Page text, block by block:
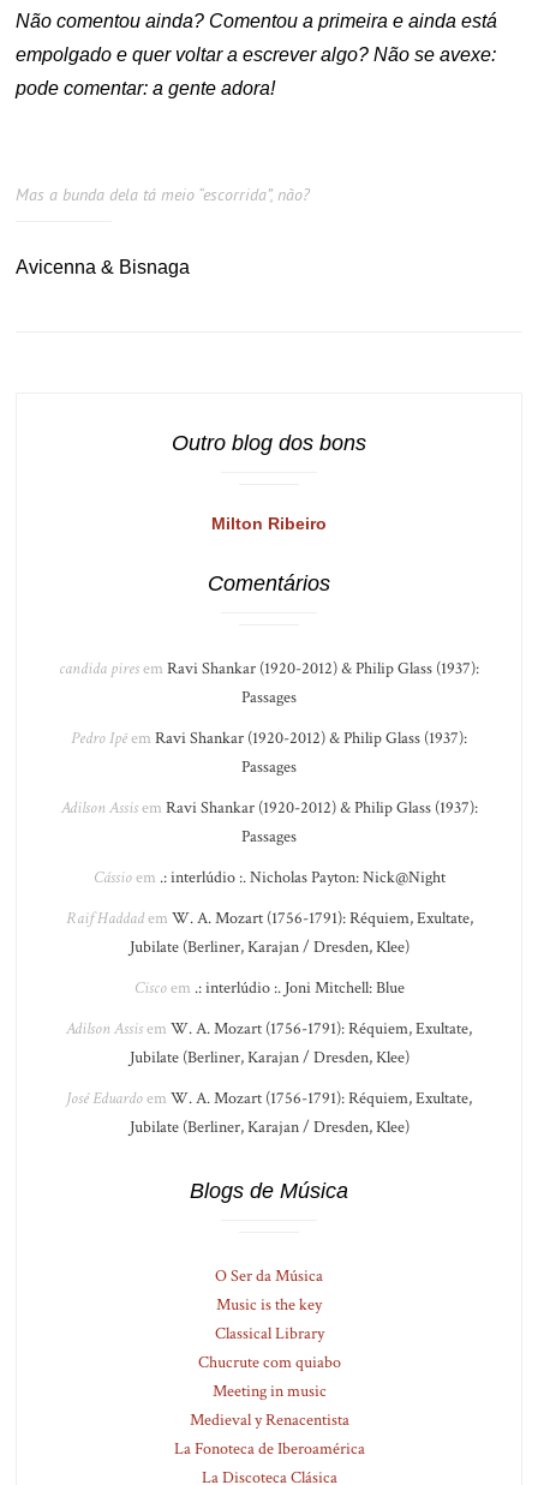
Não comentou ainda? Comentou a primeira e ainda está
empolgado e quer voltar a escrever algo? Não se avexe:
pode comentar: a gente adora!
Mas a bunda dela tá meio “escorrida”, não?
Avicenna & Bisnaga
Outro blog dos bons
Milton Ribeiro
Comentários
candida piresem Ravi Shankar (1920-2012) & Philip Glass (1937):
Passages
Pedro Ipêem Ravi Shankar (1920-2012) & Philip Glass (1937):
Passages
Adilson Assisem Ravi Shankar (1920-2012) & Philip Glass (1937):
Passages
Cássioem .: interlúdio :. Nicholas Payton: Nick@Night
Raif Haddadem W. A. Mozart (1756-1791): Réquiem, Exultate,
Jubilate (Berliner, Karajan / Dresden, Klee)
Ciscoem .: interlúdio :. Joni Mitchell: Blue
Adilson Assisem W. A. Mozart (1756-1791): Réquiem, Exultate,
Jubilate (Berliner, Karajan / Dresden, Klee)
José Eduardoem W. A. Mozart (1756-1791): Réquiem, Exultate,
Jubilate (Berliner, Karajan / Dresden, Klee)
Blogs de Música
O Ser da Música
Music is the key
Classical Library
Chucrute com quiabo
Meeting in music
Medieval y Renacentista
La Fonoteca de Iberoamérica
La Discoteca Clásica